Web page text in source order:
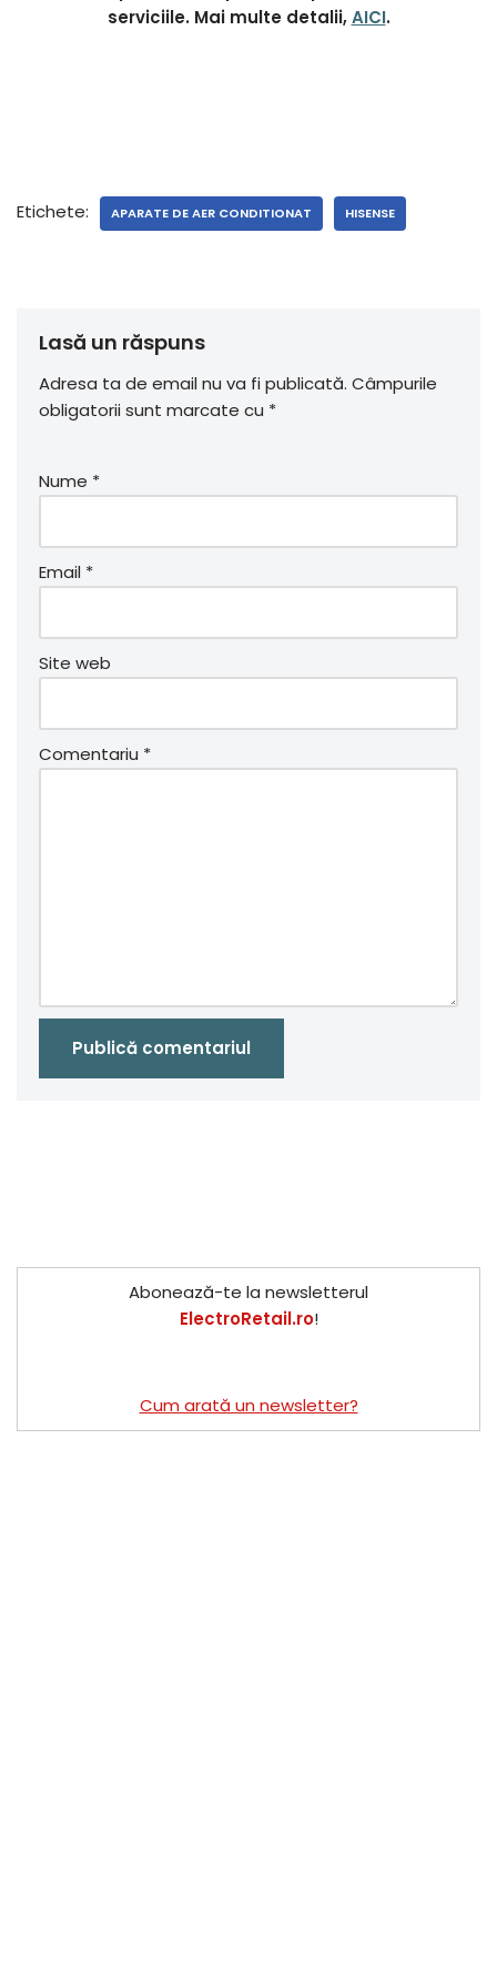
serviciile. Mai multe detalii,AICI.
Etichete: APARATE DE AER CONDITIONAT HISENSE
Lasă un răspuns
Adresa ta de email nu va fi publicată. Câmpurile
obligatorii sunt marcate cu *
Nume *
Email *
Site web
Comentariu *
Abonează-te la newsletterul
ElectroRetail.ro!
Cum arată un newsletter?